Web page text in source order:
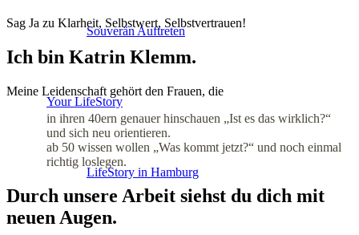
Souverän Auftreten
Your LifeStory
LifeStory in Hamburg
Sag Ja zu Klarheit, Selbstwert, Selbstvertrauen!
Ich bin Katrin Klemm.
Meine Leidenschaft gehört den Frauen, die
in ihren 40ern genauer hinschauen „Ist es das wirklich?“
und sich neu orientieren.
ab 50 wissen wollen „Was kommt jetzt?“ und noch einmal
richtig loslegen.
Durch unsere Arbeit siehst du dich mit
neuen Augen.